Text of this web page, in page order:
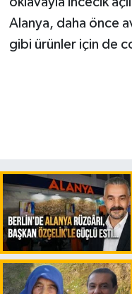
Alanya, daha önce
gibi ürünler için de